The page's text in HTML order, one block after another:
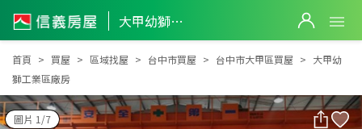
大甲幼獅工業區廠房
大甲幼獅工業區廠房
首頁 買屋 區域找屋 台中市買屋 台中市大甲區買屋
大甲幼
獅工業區廠房
圖片 1/7